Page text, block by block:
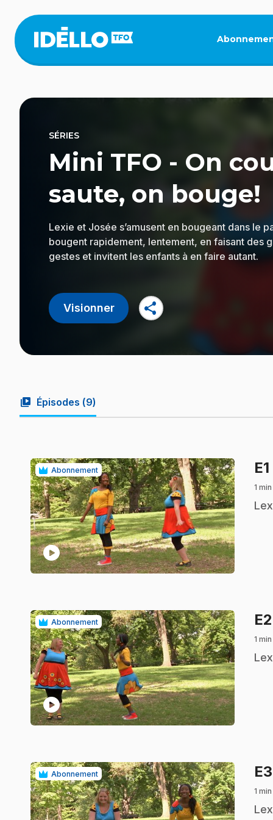
contenu
principal
SÉRIES
Mini TFO - On
saute, on bouge!
Lexie et Josée s’amusent en bougeant dans le
bougent rapidement, lentement, en faisant des
gestes et invitent les enfants à en faire autant.
Visionner share
video_library Épisodes (9)
Abonnement
play_circle
E1
1
.
Abonnement
play_circle
E2
1
.
Abonnement E3
1
.